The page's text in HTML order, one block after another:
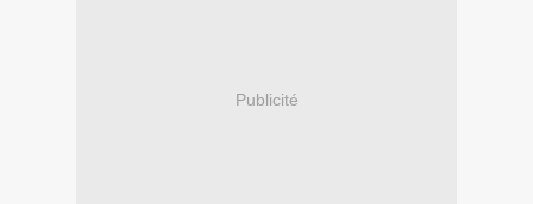
Publicité